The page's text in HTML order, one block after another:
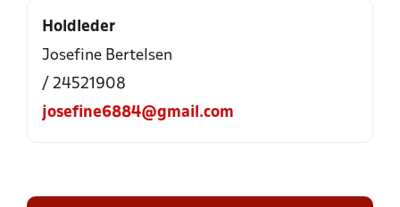
Holdleder
Josefine Bertelsen
/ 24521908
josefine6884@gmail.com